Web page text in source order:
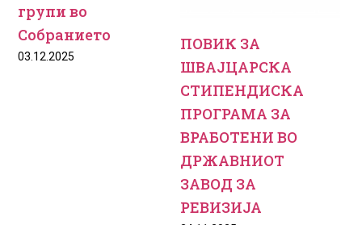
групи во
Собранието
03.12.2025
ПОВИК ЗА
ШВАЈЦАРСКА
СТИПЕНДИСКА
ПРОГРАМА ЗА
ВРАБОТЕНИ ВО
ДРЖАВНИОТ
ЗАВОД ЗА
РЕВИЗИЈА